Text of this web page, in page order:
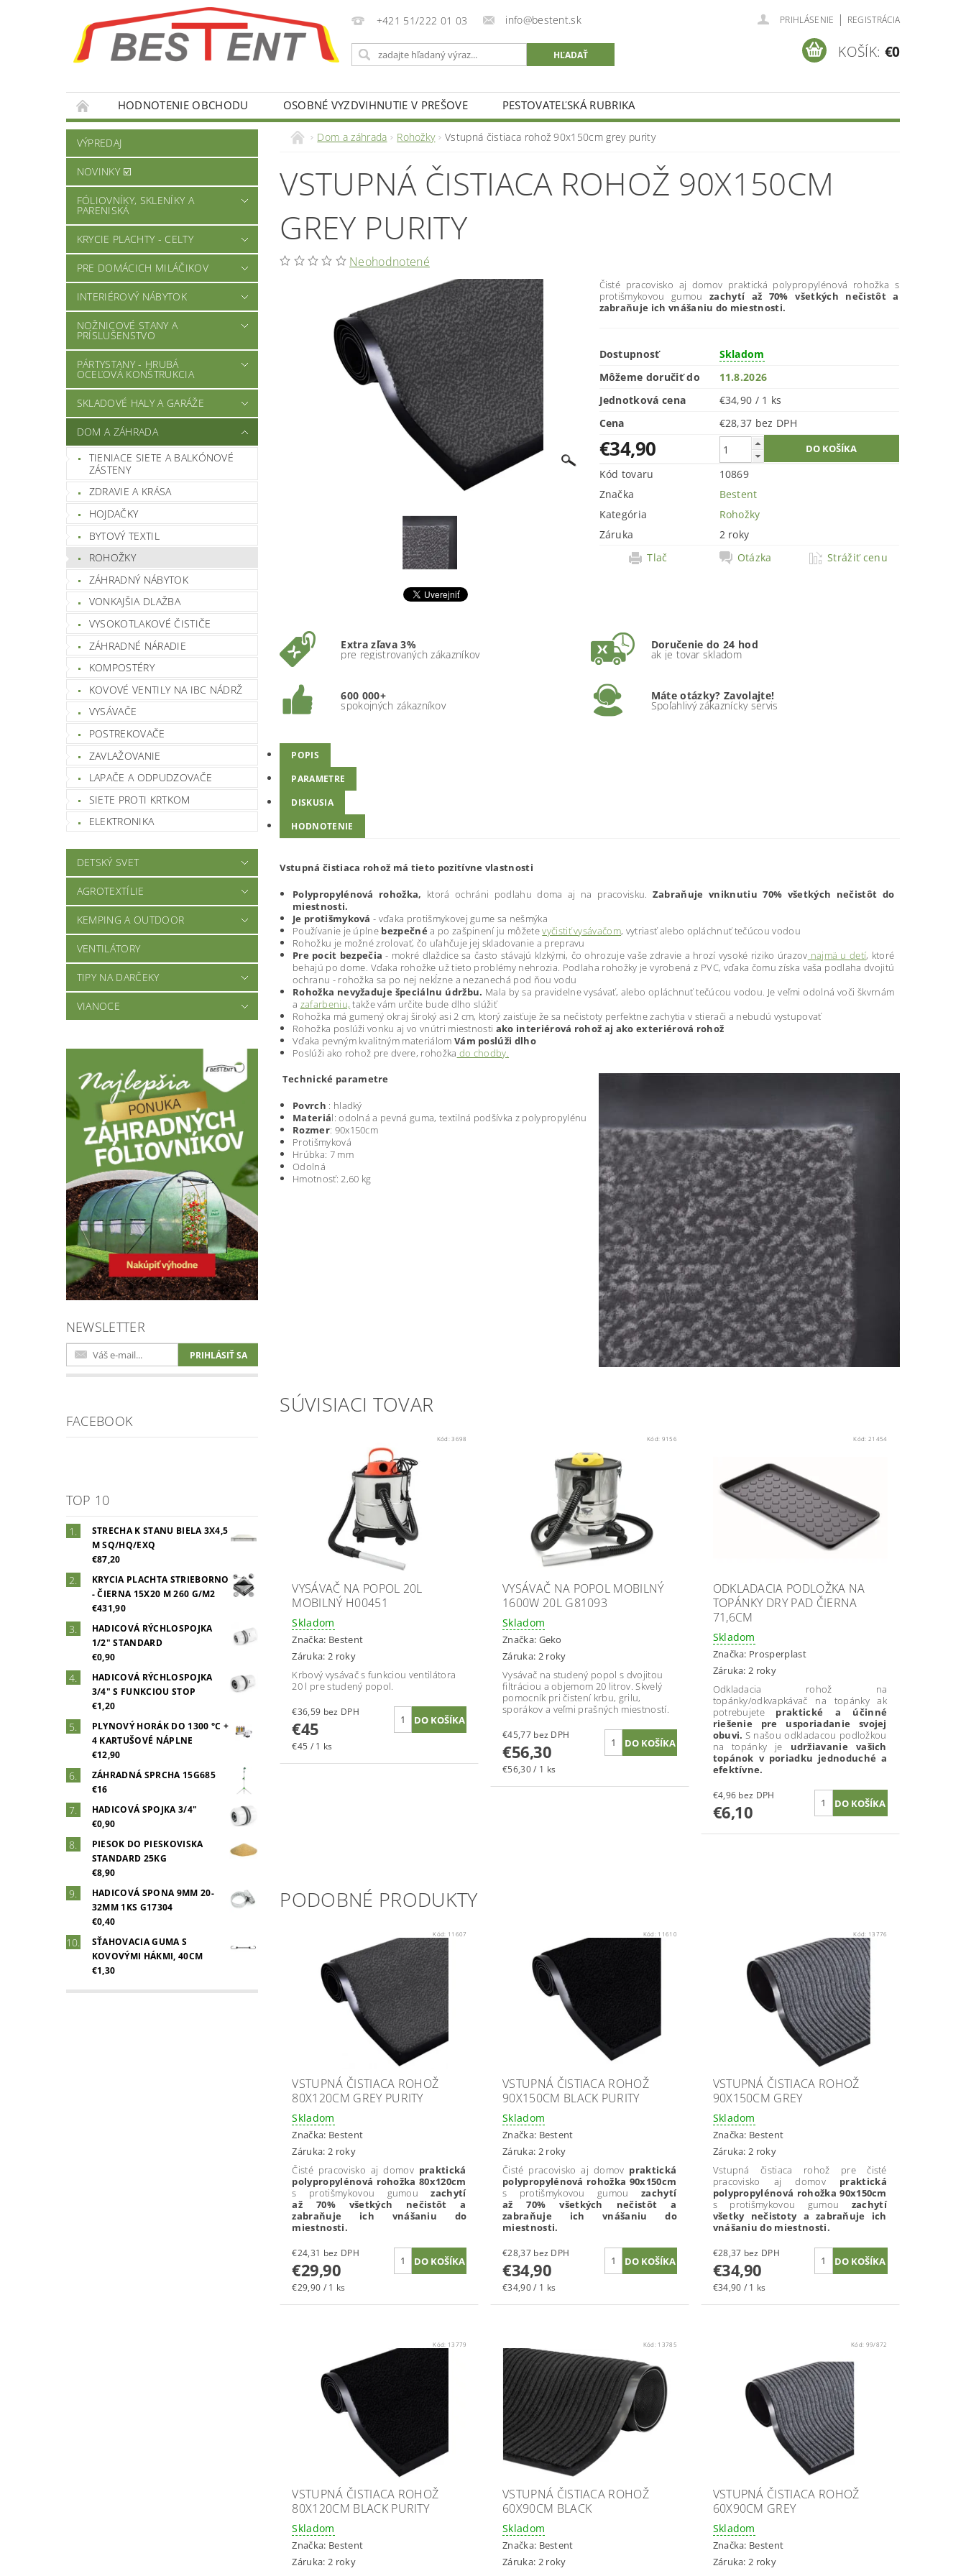
+421 51/222 01 03 info@bestent.sk PRIHLÁSENIE | REGISTRÁCIA
KOŠÍK: €0
HODNOTENIE OBCHODU OSOBNÉ VYZDVIHNUTIE V PREŠOVE PESTOVATEĽSKÁ RUBRIKA
VÝPREDAJ
NOVINKY ☑️
FÓLIOVNÍKY, SKLENÍKY A
PARENISKÁ
KRYCIE PLACHTY - CELTY
PRE DOMÁCICH MILÁČIKOV
INTERIÉROVÝ NÁBYTOK
NOŽNICOVÉ STANY A
PRÍSLUŠENSTVO
PÁRTYSTANY - HRUBÁ
OCEĽOVÁ KONŠTRUKCIA
SKLADOVÉ HALY A GARÁŽE
DOM A ZÁHRADA
TIENIACE SIETE A BALKÓNOVÉ
ZÁSTENY
ZDRAVIE A KRÁSA
HOJDAČKY
BYTOVÝ TEXTIL
ROHOŽKY
ZÁHRADNÝ NÁBYTOK
VONKAJŠIA DLAŽBA
VYSOKOTLAKOVÉ ČISTIČE
ZÁHRADNÉ NÁRADIE
KOMPOSTÉRY
KOVOVÉ VENTILY NA IBC NÁDRŽ
VYSÁVAČE
POSTREKOVAČE
ZAVLAŽOVANIE
LAPAČE A ODPUDZOVAČE
SIETE PROTI KRTKOM
ELEKTRONIKA
DETSKÝ SVET
AGROTEXTÍLIE
KEMPING A OUTDOOR
VENTILÁTORY
TIPY NA DARČEKY
VIANOCE
NEWSLETTER
FACEBOOK
TOP 10
STRECHA K STANU BIELA 3X4,5
M SQ/HQ/EXQ
€87,20
KRYCIA PLACHTA STRIEBORNO
- ČIERNA 15X20 M 260 G/M2
€431,90
HADICOVÁ RÝCHLOSPOJKA
1/2" STANDARD
€0,90
HADICOVÁ RÝCHLOSPOJKA
3/4" S FUNKCIOU STOP
€1,20
PLYNOVÝ HORÁK DO 1300 °C +
4 KARTUŠOVÉ NÁPLNE
€12,90
ZÁHRADNÁ SPRCHA 15G685
€16
HADICOVÁ SPOJKA 3/4"
€0,90
PIESOK DO PIESKOVISKA
STANDARD 25KG
€8,90
HADICOVÁ SPONA 9MM 20-
32MM 1KS G17304
€0,40
SŤAHOVACIA GUMA S
KOVOVÝMI HÁKMI, 40CM
€1,30
Dom a záhrada Rohožky Vstupná čistiaca rohož 90x150cm grey purity
VSTUPNÁ ČISTIACA ROHOŽ 90X150CM
GREY PURITY
Neohodnotené
Čisté pracovisko aj domov praktická polypropylénová rohožka s
protišmykovou gumou zachytí až 70% všetkých nečistôt a
zabraňuje ich vnášaniu do miestnosti.
Dostupnosť
Skladom
Môžeme doručiť do
11.8.2026
Jednotková cena
€34,90 / 1 ks
Cena
€28,37 bez DPH
€34,90
Kód tovaru
10869
Značka
Bestent
Kategória
Rohožky
Záruka
2 roky
Tlač
Otázka Strážiť cenu
Extra zľava 3%
pre registrovaných zákazníkov
Doručenie do 24 hod
ak je tovar skladom
600 000+
spokojných zákazníkov
Máte otázky? Zavolajte!
Spoľahlivý zákaznícky servis
POPIS
PARAMETRE
DISKUSIA
HODNOTENIE
Vstupná čistiaca rohož má tieto pozitívne vlastnosti
Polypropylénová rohožka, ktorá ochráni podlahu doma aj na pracovisku. Zabraňuje vniknutiu 70% všetkých nečistôt do
miestnosti.
Je protišmyková - vďaka protišmykovej gume sa nešmýka
Používanie je úplne bezpečné a po zašpinení ju môžetevyčistiť vysávačom, vytriasť alebo opláchnuť tečúcou vodou
Rohožku je možné zrolovať, čo uľahčuje jej skladovanie a prepravu
Pre pocit bezpečia - mokré dlaždice sa často stávajú klzkými, čo ohrozuje vaše zdravie a hrozí vysoké riziko úrazov najmä u detí, ktoré
behajú po dome. Vďaka rohožke už tieto problémy nehrozia. Podlaha rohožky je vyrobená z PVC, vďaka čomu získa vaša podlaha dvojitú
ochranu - rohožka sa po nej nekĺzne a nezanechá pod ňou vodu
Rohožka nevyžaduje špeciálnu údržbu. Mala by sa pravidelne vysávať, alebo opláchnuť tečúcou vodou. Je veľmi odolná voči škvrnám
a zafarbeniu, takže vám určite bude dlho slúžiť
Rohožka má gumený okraj široký asi 2 cm, ktorý zaisťuje že sa nečistoty perfektne zachytia v stierači a nebudú vystupovať
Rohožka poslúži vonku aj vo vnútri miestnosti ako interiérová rohož aj ako exteriérová rohož
Vďaka pevným kvalitným materiálom Vám poslúži dlho
Poslúži ako rohož pre dvere, rohožka do chodby.
Technické parametre
Povrch : hladký
Materiál: odolná a pevná guma, textilná podšívka z polypropylénu
Rozmer: 90x150cm
Protišmyková
Hrúbka: 7 mm
Odolná
Hmotnosť: 2,60 kg
SÚVISIACI TOVAR
Kód:3698
VYSÁVAČ NA POPOL 20L
MOBILNÝ H00451
Skladom
Značka: Bestent
Záruka: 2 roky
Krbový vysávač s funkciou ventilátora
20 l pre studený popol.
€36,59 bez DPH
€45
€45 / 1 ks
Kód: 9156
VYSÁVAČ NA POPOL MOBILNÝ
1600W 20L G81093
Skladom
Značka: Geko
Záruka: 2 roky
Vysávač na studený popol s dvojitou
filtráciou a objemom 20 litrov. Skvelý
pomocník pri čistení krbu, grilu,
sporákov a veľmi prašných miestností.
€45,77 bez DPH
€56,30
€56,30 / 1 ks
Kód:21454
ODKLADACIA PODLOŽKA NA
TOPÁNKY DRY PAD ČIERNA
71,6CM
Skladom
Značka: Prosperplast
Záruka: 2 roky
Odkladacia rohož na
topánky/odkvapkávač na topánky ak
potrebujete praktické a účinné
riešenie pre usporiadanie svojej
obuvi. S našou odkladacou podložkou
na topánky je udržiavanie vašich
topánok v poriadku jednoduché a
efektívne.
€4,96 bez DPH
€6,10
PODOBNÉ PRODUKTY
Kód: 11607
VSTUPNÁ ČISTIACA ROHOŽ
80X120CM GREY PURITY
Skladom
Značka: Bestent
Záruka: 2 roky
Čisté pracovisko aj domov praktická
polypropylénová rohožka 80x120cm
s protišmykovou gumouzachytí
až 70% všetkých nečistôt a
zabraňuje ich vnášaniu do
miestnosti.
€24,31 bez DPH
€29,90
€29,90 / 1 ks
Kód: 11610
VSTUPNÁ ČISTIACA ROHOŽ
90X150CM BLACK PURITY
Skladom
Značka: Bestent
Záruka: 2 roky
Čisté pracovisko aj domov praktická
polypropylénová rohožka 90x150cm
s protišmykovou gumouzachytí
až 70% všetkých nečistôt a
zabraňuje ich vnášaniu do
miestnosti.
€28,37 bez DPH
€34,90
€34,90 / 1 ks
Kód: 13776
VSTUPNÁ ČISTIACA ROHOŽ
90X150CM GREY
Skladom
Značka: Bestent
Záruka: 2 roky
Vstupná čistiaca rohož pre čisté
pracovisko aj domov praktická
polypropylénová rohožka 90x150cm
s protišmykovou gumou zachytí
všetky nečistoty a zabraňuje ich
vnášaniu do miestnosti.
€28,37 bez DPH
€34,90
€34,90 / 1 ks
Kód: 13779
VSTUPNÁ ČISTIACA ROHOŽ
80X120CM BLACK PURITY
Skladom
Značka: Bestent
Záruka: 2 roky
Kód: 13785
VSTUPNÁ ČISTIACA ROHOŽ
60X90CM BLACK
Skladom
Značka: Bestent
Záruka: 2 roky
Kód: 99/872
VSTUPNÁ ČISTIACA ROHOŽ
60X90CM GREY
Skladom
Značka: Bestent
Záruka: 2 roky